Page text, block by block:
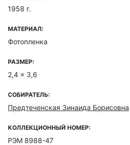
1958 г.
МАТЕРИАЛ:
Фотопленка
РАЗМЕР:
2,4 x 3,6
СОБИРАТЕЛЬ:
Предтеченская Зинаида Борисовна
КОЛЛЕКЦИОННЫЙ НОМЕР:
РЭМ 8988-47